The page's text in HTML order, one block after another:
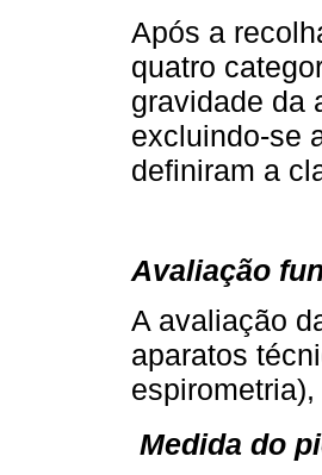
Após a
quatro
gravidade da
excluindo-se
definiram a
Avaliação
A avaliação
aparatos
 Medida do